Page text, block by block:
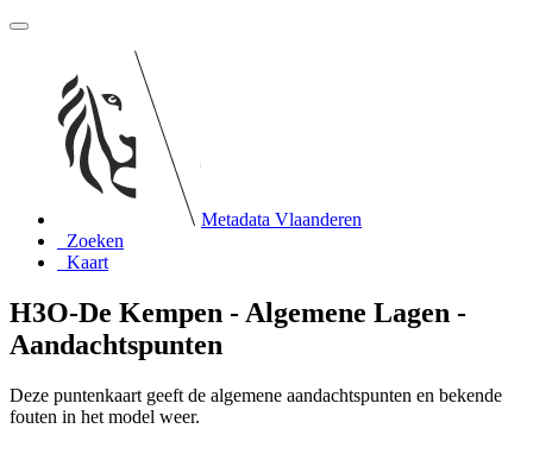
Metadata Vlaanderen
Zoeken
Kaart
H3O-De Kempen - Algemene Lagen -
Aandachtspunten
Deze puntenkaart geeft de algemene aandachtspunten en bekende
fouten in het model weer.